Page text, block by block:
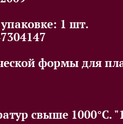
1 шт.
формы для
свыше 1000°С.